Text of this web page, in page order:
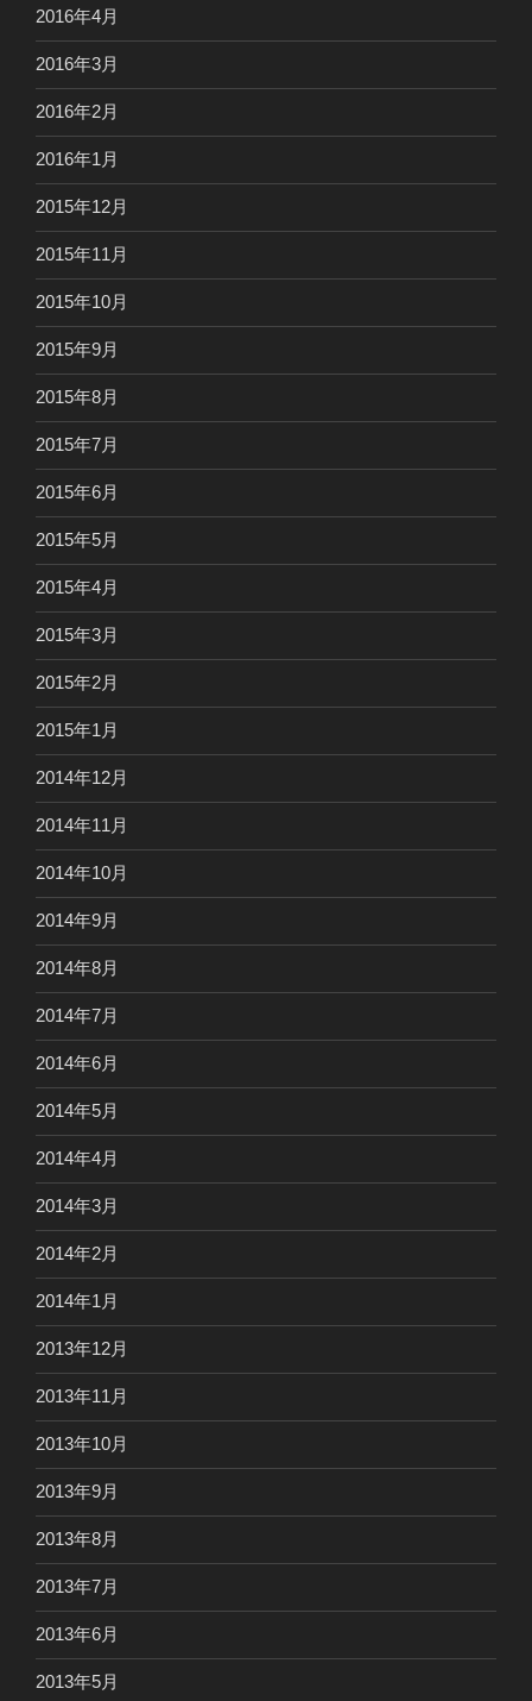
2016年4月
2016年3月
2016年2月
2016年1月
2015年12月
2015年11月
2015年10月
2015年9月
2015年8月
2015年7月
2015年6月
2015年5月
2015年4月
2015年3月
2015年2月
2015年1月
2014年12月
2014年11月
2014年10月
2014年9月
2014年8月
2014年7月
2014年6月
2014年5月
2014年4月
2014年3月
2014年2月
2014年1月
2013年12月
2013年11月
2013年10月
2013年9月
2013年8月
2013年7月
2013年6月
2013年5月